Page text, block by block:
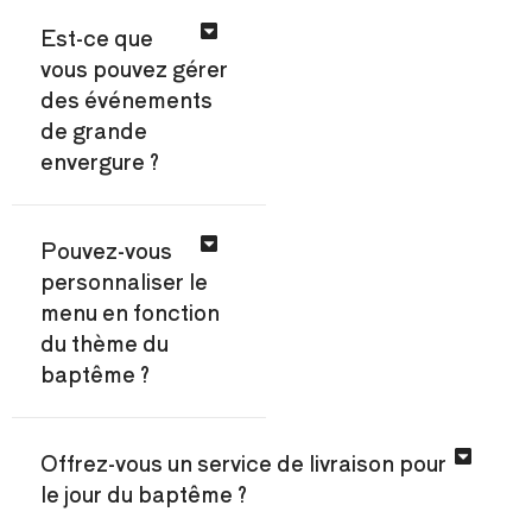
Est-ce que
vous pouvez gérer
des événements
de grande
envergure ?
Pouvez-vous
personnaliser le
menu en fonction
du thème du
baptême ?
Offrez-vous un service de livraison pour
le jour du baptême ?